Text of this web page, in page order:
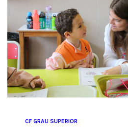
CF GRAU SUPERIOR